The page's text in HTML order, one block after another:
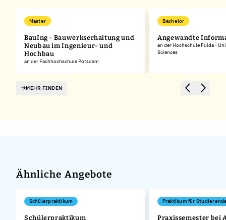
Master
BauIng - Bauwerkserhaltung und
Neubau im Ingenieur- und
Hochbau
an der Fachhochschule Potsdam
Bachelor
Angewandte
an der Hochschule Fulda -
Sciences
MEHR FINDEN
Ähnliche Angebote
Schülerpraktikum
Schülerpraktikum
Praktikum für
Praxissemester bei